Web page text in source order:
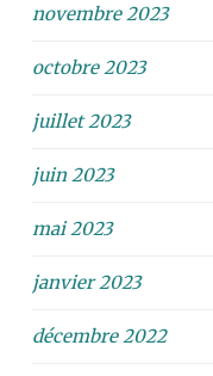
novembre 2023
octobre 2023
juillet 2023
juin 2023
mai 2023
janvier 2023
décembre 2022